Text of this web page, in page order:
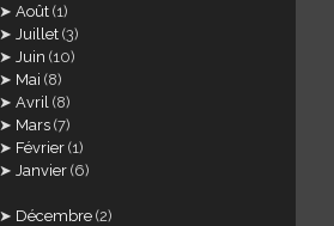
Août (1)
Juillet (3)
Juin (10)
Mai (8)
Avril (8)
Mars (7)
Février (1)
Janvier (6)
Décembre (2)